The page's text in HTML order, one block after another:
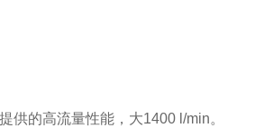
供的高流量性能，大1400 l/min。